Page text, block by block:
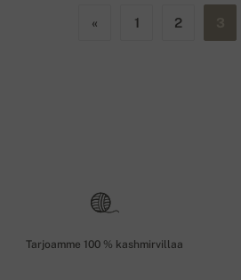
« 1 2
Tarjoamme 100 % kashmirvillaa